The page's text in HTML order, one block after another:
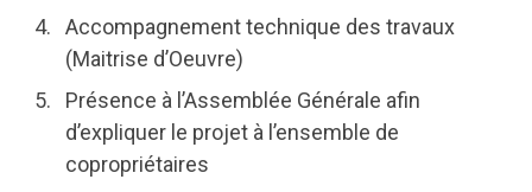
Accompagnement technique des travaux
(Maitrise d’Oeuvre)
Présence à l’Assemblée Générale afin
d’expliquer le projet à l’ensemble de
copropriétaires